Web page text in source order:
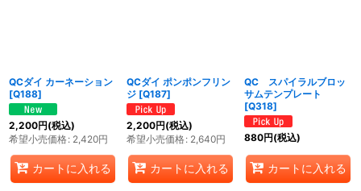
QCダイ カーネーション
[Q188]
2,200円(税込)
希望小売価格: 2,420円
カートに入れる
QCダイ ポンポンフリン
ジ [Q187]
2,200円(税込)
希望小売価格: 2,640円
カートに入れる
QC スパイラルブロッ
サムテンプレート
[Q318]
880円(税込)
カートに入れる